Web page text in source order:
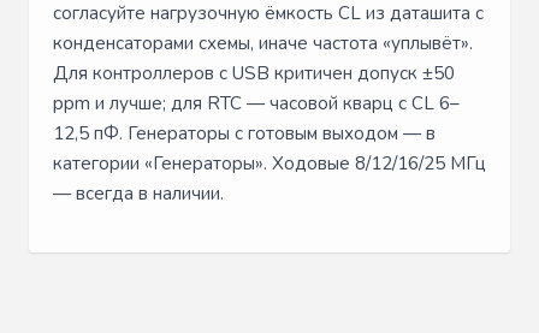
согласуйте нагрузочную ёмкость CL из даташита с
конденсаторами схемы, иначе частота «уплывёт».
Для контроллеров с USB критичен допуск ±50
ppm и лучше; для RTC — часовой кварц с CL 6–
12,5 пФ. Генераторы с готовым выходом — в
категории «Генераторы». Ходовые 8/12/16/25 МГц
— всегда в наличии.